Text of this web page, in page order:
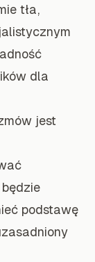
tła,
dla
jest
podstawę